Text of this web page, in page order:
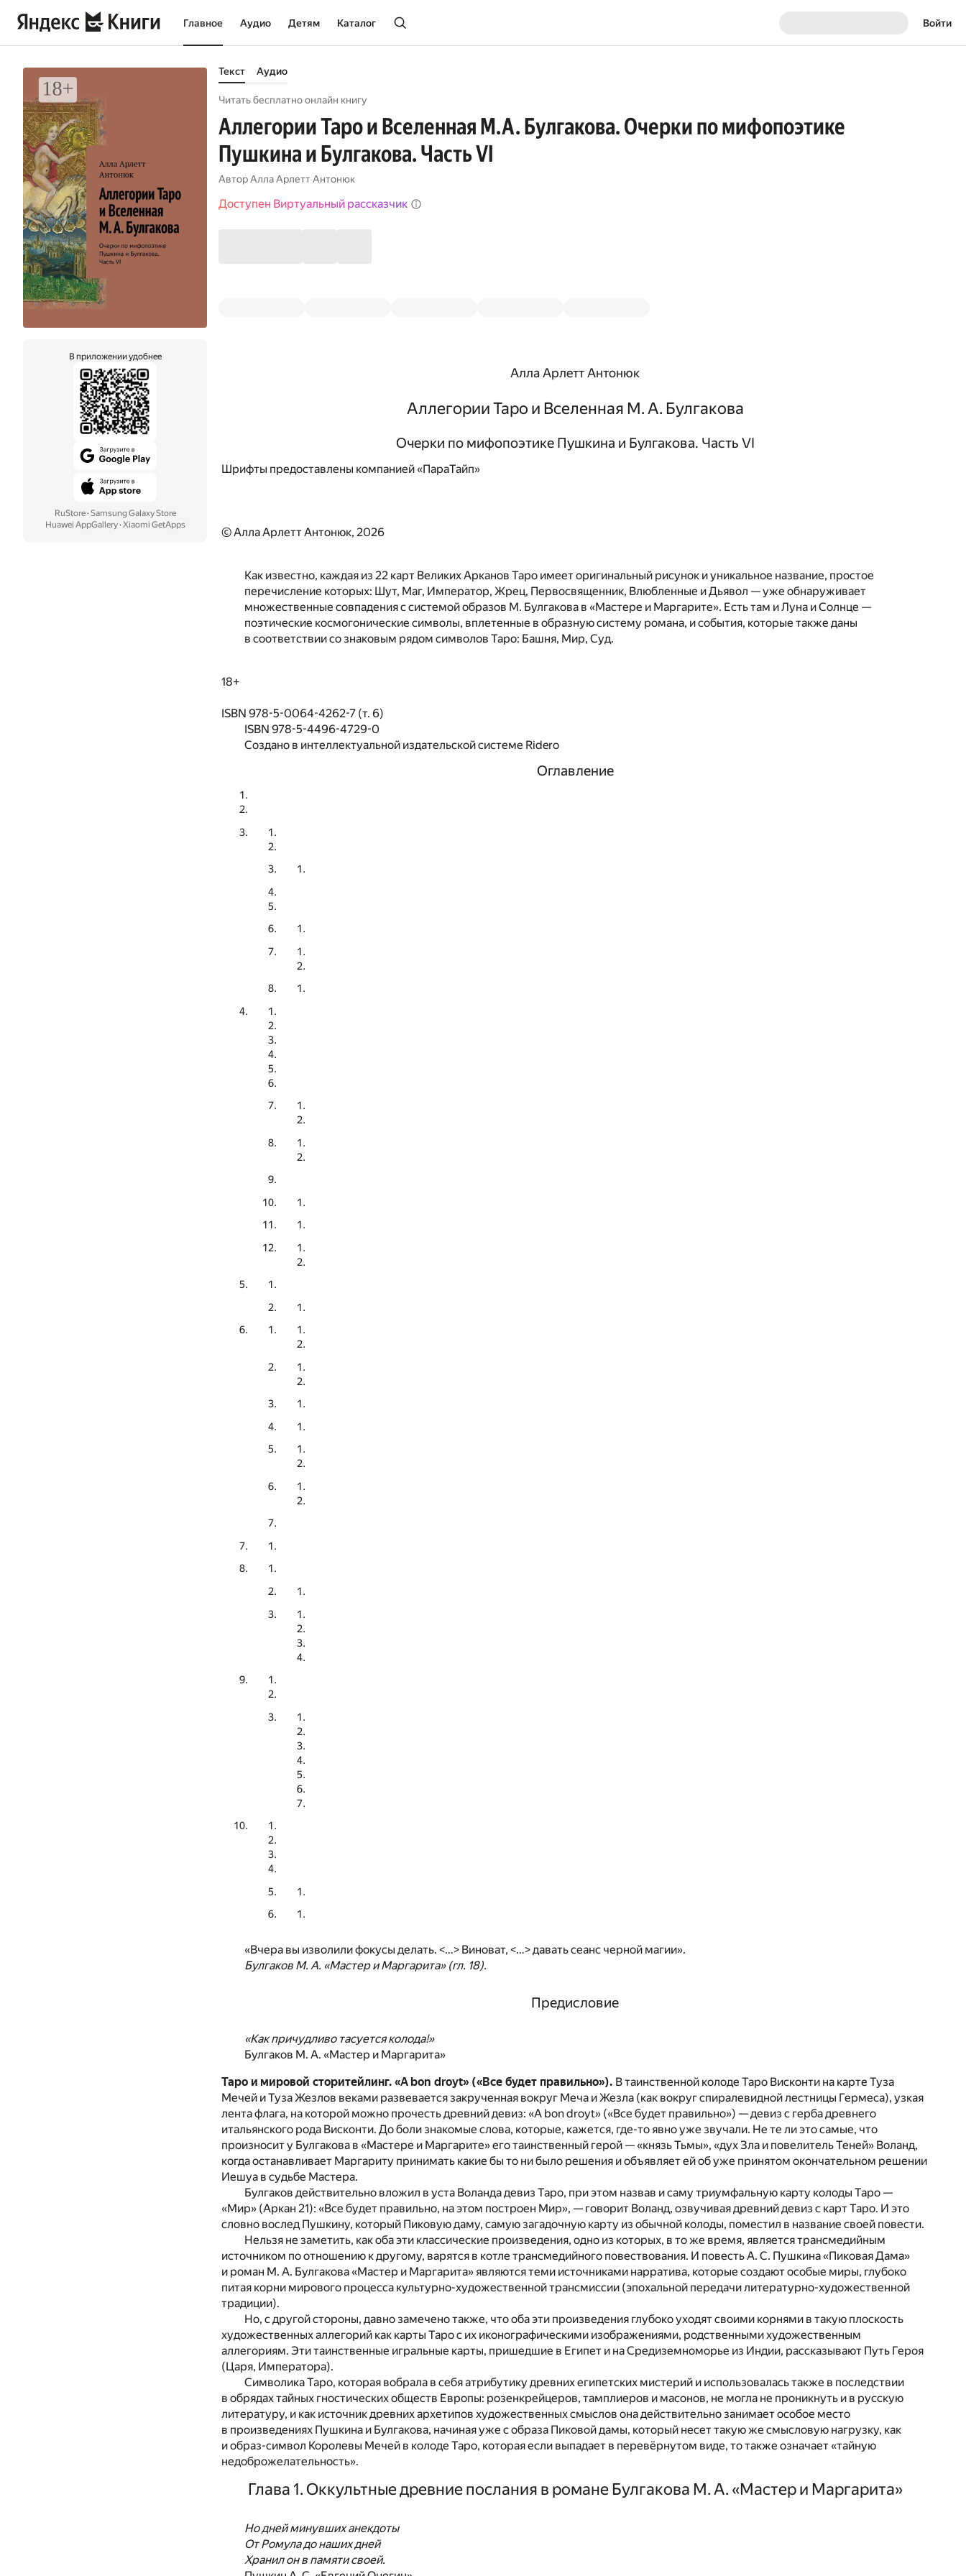
Главное Аудио Детям Каталог Войти
В приложении удобнее
RuStore· Samsung Galaxy Store
Huawei AppGallery· Xiaomi GetApps
Текст Аудио
Читать бесплатно онлайн книгу
Аллегории Таро и Вселенная М.А. Булгакова. Очерки по мифопоэтике
Пушкина и Булгакова. Часть VI
АвторАлла Арлетт Антонюк
Доступен Виртуальный рассказчик
Алла Арлетт Антонюк
Аллегории Таро и Вселенная М. А. Булгакова
Очерки по мифопоэтике Пушкина и Булгакова. Часть VI
Шрифты предоставлены компанией «ПараТайп»
© Алла Арлетт Антонюк, 2026
Как известно, каждая из 22 карт Великих Арканов Таро имеет оригинальный рисунок и уникальное название, простое
перечисление которых: Шут, Маг, Император, Жрец, Первосвященник, Влюбленные и Дьявол — уже обнаруживает
множественные совпадения с системой образов М. Булгакова в «Мастере и Маргарите». Есть там и Луна и Солнце —
поэтические космогонические символы, вплетенные в образную систему романа, и события, которые также даны
в соответствии со знаковым рядом символов Таро: Башня, Мир, Суд.
18+
ISBN 978-5-0064-4262-7 (т. 6)
ISBN 978-5-4496-4729-0
Создано в интеллектуальной издательской системе Ridero
Оглавление
«Вчера вы изволили фокусы делать. <…> Виноват, <…> давать сеанс черной магии».
Булгаков М. А. «Мастер и Маргарита» (гл. 18).
Предисловие
«Как причудливо тасуется колода!»
Булгаков М. А. «Мастер и Маргарита»
Таро и мировой сторитейлинг. «А bon droyt» («Все будет правильно»). В таинственной колоде Таро Висконти на карте Туза
Мечей и Туза Жезлов веками развевается закрученная вокруг Меча и Жезла (как вокруг спиралевидной лестницы Гермеса), узкая
лента флага, на которой можно прочесть древний девиз: «А bon droyt» («Все будет правильно») — девиз с герба древнего
итальянского рода Висконти. До боли знакомые слова, которые, кажется, где-то явно уже звучали. Не те ли это самые, что
произносит у Булгакова в «Мастере и Маргарите» его таинственный герой — «князь Тьмы», «дух Зла и повелитель Теней» Воланд,
когда останавливает Маргариту принимать какие бы то ни было решения и объявляет ей об уже принятом окончательном решении
Иешуа в судьбе Мастера.
Булгаков действительно вложил в уста Воланда девиз Таро, при этом назвав и саму триумфальную карту колоды Таро —
«Мир» (Аркан 21): «Все будет правильно, на этом построен Мир», — говорит Воланд, озвучивая древний девиз с карт Таро. И это
словно вослед Пушкину, который Пиковую даму, самую загадочную карту из обычной колоды, поместил в название своей повести.
Нельзя не заметить, как оба эти классические произведения, одно из которых, в то же время, является трансмедийным
источником по отношению к другому, варятся в котле трансмедийного повествования. И повесть А. С. Пушкина «Пиковая Дама»
и роман М. А. Булгакова «Мастер и Маргарита» являются теми источниками нарратива, которые создают особые миры, глубоко
питая корни мирового процесса культурно-художественной трансмиссии (эпохальной передачи литературно-художественной
традиции).
Но, с другой стороны, давно замечено также, что оба эти произведения глубоко уходят своими корнями в такую плоскость
художественных аллегорий как карты Таро с их иконографическими изображениями, родственными художественным
аллегориям. Эти таинственные игральные карты, пришедшие в Египет и на Средиземноморье из Индии, рассказывают Путь Героя
(Царя, Императора).
Символика Таро, которая вобрала в себя атрибутику древних египетских мистерий и использовалась также в последствии
в обрядах тайных гностических обществ Европы: розенкрейцеров, тамплиеров и масонов, не могла не проникнуть и в русскую
литературу, и как источник древних архетипов художественных смыслов она действительно занимает особое место
в произведениях Пушкина и Булгакова, начиная уже с образа Пиковой дамы, который несет такую же смысловую нагрузку, как
и образ-символ Королевы Мечей в колоде Таро, которая если выпадает в перевёрнутом виде, то также означает «тайную
недоброжелательность».
Глава 1. Оккультные древние послания в романе Булгакова М. А. «Мастер и Маргарита»
Но дней минувших анекдоты
От Ромула до наших дней
Хранил он в памяти своей.